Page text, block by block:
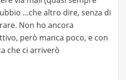
...che altro dire, senza di
Non ho ancora
però manca poco, e con
che ci arriverò